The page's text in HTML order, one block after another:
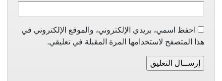
احفظ اسمي، بريدي الإلكتروني، والموقع الإلكتروني في
هذا المتصفح لاستخدامها المرة المقبلة في تعليقي.